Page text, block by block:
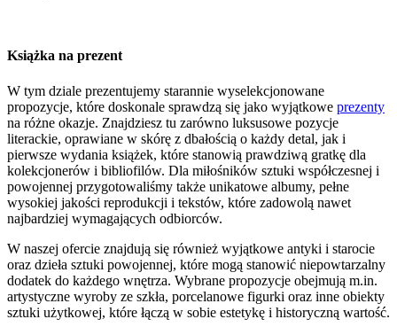
Książka na prezent
W tym dziale prezentujemy starannie wyselekcjonowane
propozycje, które doskonale sprawdzą się jako wyjątkowe prezenty
na różne okazje. Znajdziesz tu zarówno luksusowe pozycje
literackie, oprawiane w skórę z dbałością o każdy detal, jak i
pierwsze wydania książek, które stanowią prawdziwą gratkę dla
kolekcjonerów i bibliofilów. Dla miłośników sztuki współczesnej i
powojennej przygotowaliśmy także unikatowe albumy, pełne
wysokiej jakości reprodukcji i tekstów, które zadowolą nawet
najbardziej wymagających odbiorców.
W naszej ofercie znajdują się również wyjątkowe antyki i starocie
oraz dzieła sztuki powojennej, które mogą stanowić niepowtarzalny
dodatek do każdego wnętrza. Wybrane propozycje obejmują m.in.
artystyczne wyroby ze szkła, porcelanowe figurki oraz inne obiekty
sztuki użytkowej, które łączą w sobie estetykę i historyczną wartość.